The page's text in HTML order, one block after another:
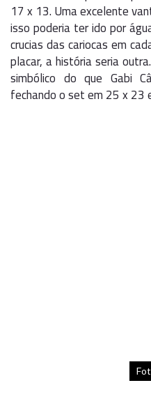
17 x 13. Uma excelente
isso poderia ter ido por
crucias das cariocas em
placar, a história seria
simbólico do que Gabi
fechando o set em 25 x 23